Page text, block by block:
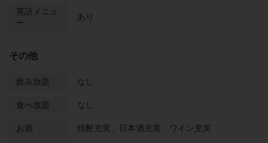
英語メニュ
ー
あり
その他
飲み放題 なし
食べ放題 なし
お酒 焼酎充実、日本酒充実、ワイン充実